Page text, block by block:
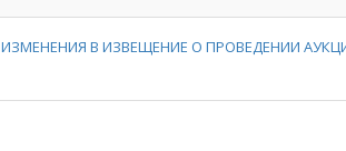
ИЗМЕНЕНИЯ В ИЗВЕЩЕНИЕ О ПРОВЕДЕНИИ